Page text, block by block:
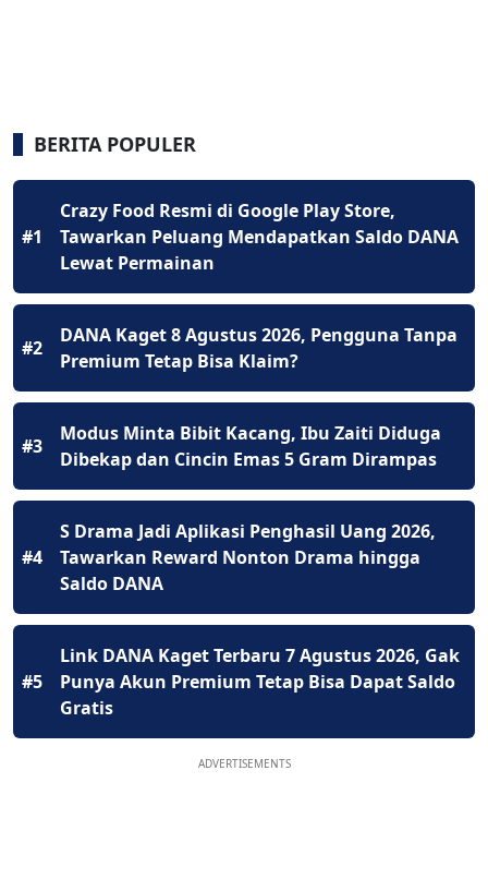
BERITA POPULER
#1
Crazy Food Resmi di Google Play Store,
Tawarkan Peluang Mendapatkan Saldo DANA
Lewat Permainan
#2
DANA Kaget 8 Agustus 2026, Pengguna Tanpa
Premium Tetap Bisa Klaim?
#3
Modus Minta Bibit Kacang, Ibu Zaiti Diduga
Dibekap dan Cincin Emas 5 Gram Dirampas
#4
S Drama Jadi Aplikasi Penghasil Uang 2026,
Tawarkan Reward Nonton Drama hingga
Saldo DANA
#5
Link DANA Kaget Terbaru 7 Agustus 2026, Gak
Punya Akun Premium Tetap Bisa Dapat Saldo
Gratis
ADVERTISEMENTS